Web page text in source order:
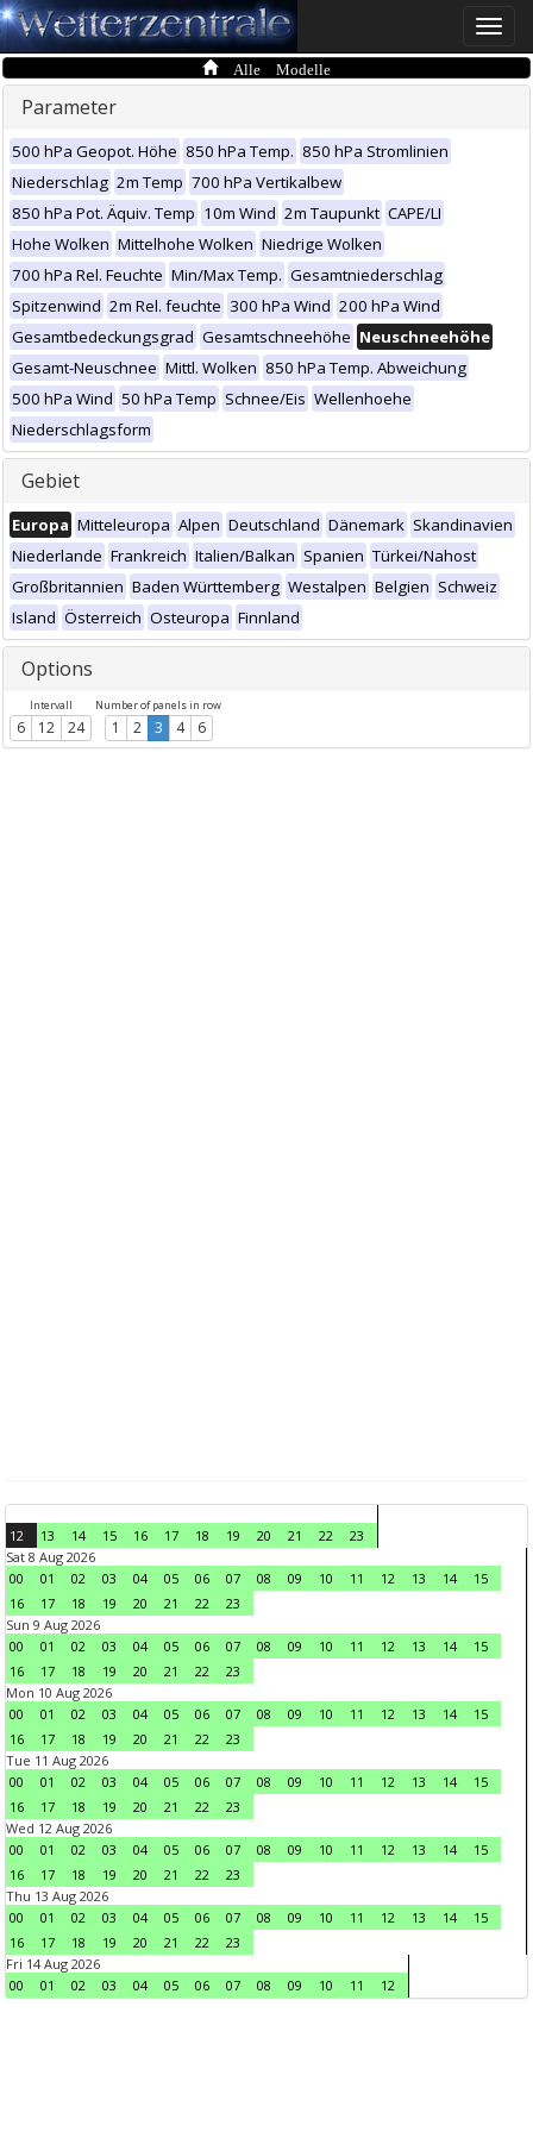
Toggle
Alle Modelle
Parameter
500 hPa Geopot. Höhe 850 hPa Temp. 850 hPa Stromlinien
Niederschlag 2m Temp 700 hPa Vertikalbew
850 hPa Pot. Äquiv. Temp 10m Wind 2m Taupunkt CAPE/LI
Hohe Wolken Mittelhohe Wolken Niedrige Wolken
700 hPa Rel. Feuchte Min/Max Temp. Gesamtniederschlag
Spitzenwind 2m Rel. feuchte 300 hPa Wind 200 hPa Wind
Gesamtbedeckungsgrad Gesamtschneehöhe Neuschneehöhe
Gesamt-Neuschnee Mittl. Wolken 850 hPa Temp. Abweichung
500 hPa Wind 50 hPa Temp Schnee/Eis Wellenhoehe
Niederschlagsform
Gebiet
Europa Mitteleuropa Alpen Deutschland Dänemark Skandinavien
Niederlande Frankreich Italien/Balkan Spanien Türkei/Nahost
Großbritannien Baden Württemberg Westalpen Belgien Schweiz
Island Österreich Osteuropa Finnland
Options
Intervall
6 12 24
Number of panels in row
1 2 3 4 6
12 13 14 15 16 17 18 19 20 21 22
23
Sat 8 Aug 2026
00
01 02 03 04 05 06 07 08 09 10 11 12 13 14
15
16
17 18 19 20 21 22
23
Sun 9 Aug 2026
00
01 02 03 04 05 06 07 08 09 10 11 12 13 14
15
16
17 18 19 20 21 22
23
Mon 10 Aug 2026
00
01 02 03 04 05 06 07 08 09 10 11 12 13 14
15
16
17 18 19 20 21 22
23
Tue 11 Aug 2026
00
01 02 03 04 05 06 07 08 09 10 11 12 13 14
15
16
17 18 19 20 21 22
23
Wed 12 Aug 2026
00
01 02 03 04 05 06 07 08 09 10 11 12 13 14
15
16
17 18 19 20 21 22
23
Thu 13 Aug 2026
00
01 02 03 04 05 06 07 08 09 10 11 12 13 14
15
16
17 18 19 20 21 22
23
Fri 14 Aug 2026
00
01 02 03 04 05 06 07 08 09 10 11 12